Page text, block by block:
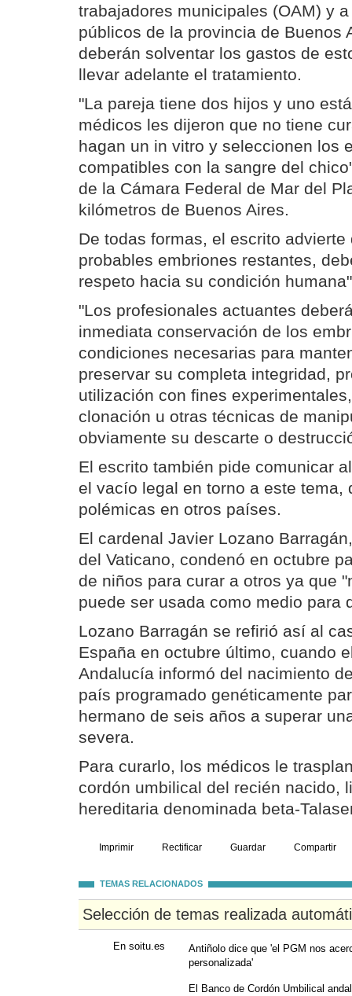
trabajadores municipales (OAM) y
públicos de la provincia de Buenos
deberán solventar los gastos de
llevar adelante el tratamiento.
"La pareja tiene dos hijos y uno
médicos les dijeron que no tiene
hagan un in vitro y seleccionen los
compatibles con la sangre del
de la Cámara Federal de Mar del
kilómetros de Buenos Aires.
De todas formas, el escrito advierte
probables embriones restantes,
respeto hacia su condición
"Los profesionales actuantes
inmediata conservación de los
condiciones necesarias para
preservar su completa integridad,
utilización con fines
clonación u otras técnicas de
obviamente su descarte o
El escrito también pide comunicar
el vacío legal en torno a este tema,
polémicas en otros países.
El cardenal Javier Lozano
del Vaticano, condenó en octubre
de niños para curar a otros ya que
puede ser usada como medio para
Lozano Barragán se refirió así al
España en octubre último, cuando
Andalucía informó del nacimiento
país programado genéticamente
hermano de seis años a superar
severa.
Para curarlo, los médicos le
cordón umbilical del recién nacido,
hereditaria denominada beta-
Imprimir Rectificar Guardar Compartir
TEMAS RELACIONADOS
Selección de temas realizada
En soitu.es
Antiñolo dice que 'el PGM nos
personalizada'
El Banco de Cordón Umbilical